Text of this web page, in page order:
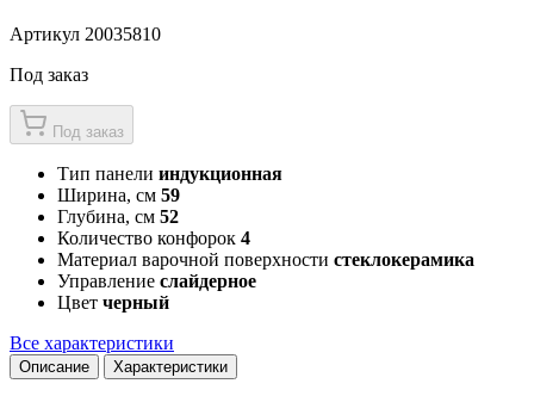
Артикул 20035810
Под заказ
Под заказ
Тип панели индукционная
Ширина, см 59
Глубина, см 52
Количество конфорок 4
Материал варочной поверхности стеклокерамика
Управление слайдерное
Цвет черный
Все характеристики
Описание Характеристики